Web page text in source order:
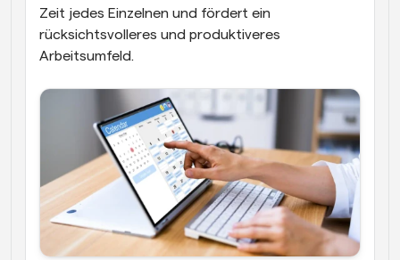
Zeit jedes Einzelnen und fördert ein
rücksichtsvolleres und produktiveres
Arbeitsumfeld.